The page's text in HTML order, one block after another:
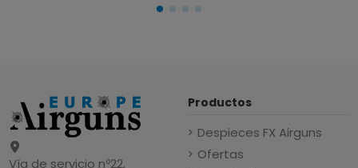
Vía de servicio nº22,
Productos
Despieces FX Airguns
Ofertas